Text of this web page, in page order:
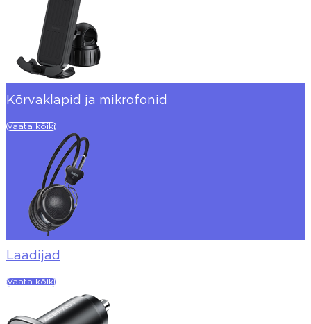
Kõrvaklapid ja mikrofonid
Vaata kõiki
Laadijad
Vaata kõiki